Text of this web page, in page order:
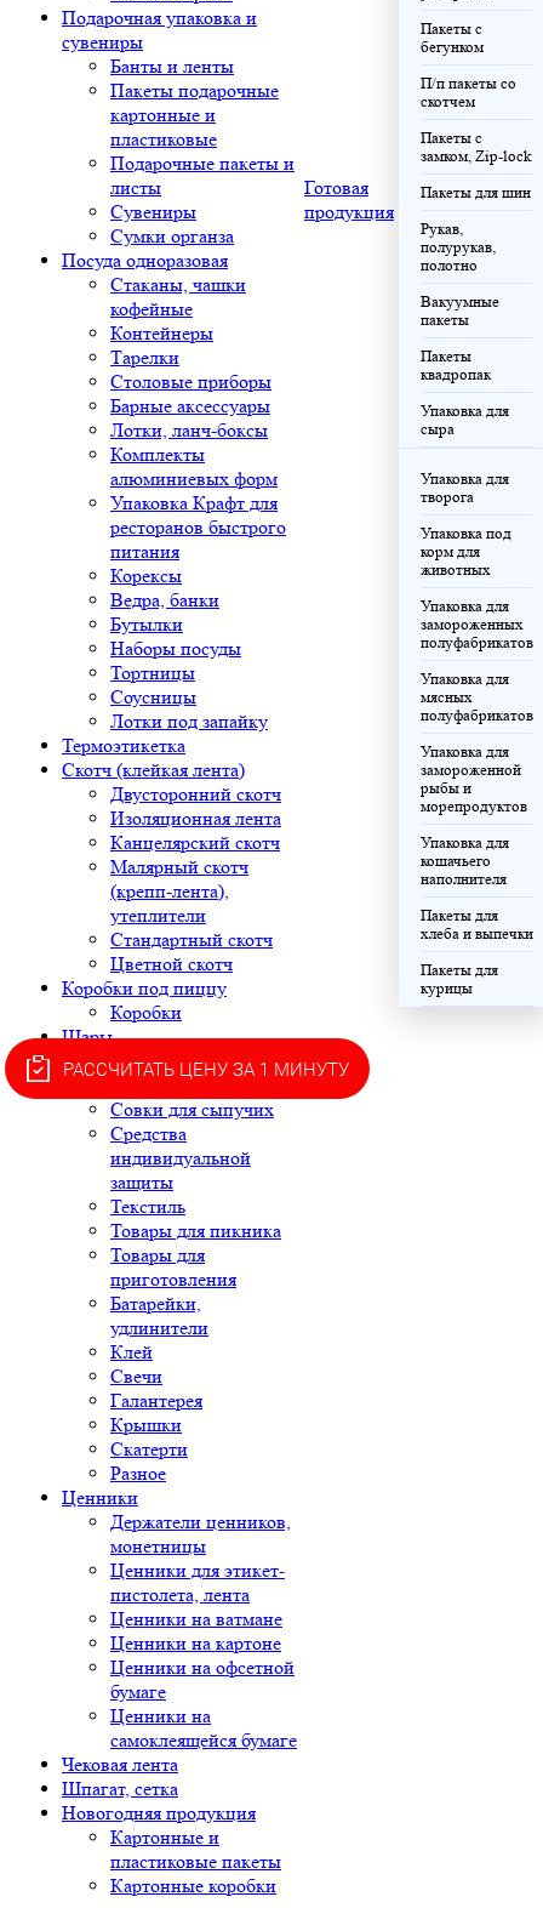
Подарочная упаковка и
сувениры
Банты и ленты
Пакеты подарочные
картонные и
пластиковые
Подарочные пакеты и
листы
Сувениры
Сумки органза
Посуда одноразовая
Стаканы, чашки
кофейные
Контейнеры
Тарелки
Столовые приборы
Барные аксессуары
Лотки, ланч-боксы
Комплекты
алюминиевых форм
Упаковка Крафт для
ресторанов быстрого
питания
Корексы
Ведра, банки
Бутылки
Наборы посуды
Тортницы
Соусницы
Лотки под запайку
Термоэтикетка
Скотч (клейкая лента)
Двусторонний скотч
Изоляционная лента
Канцелярский скотч
Малярный скотч
(крепп-лента),
утеплители
Стандартный скотч
Цветной скотч
Коробки под пиццу
Коробки
Шары
Хозяйственные товары
Губки и салфетки
Совки для сыпучих
Средства
индивидуальной
защиты
Текстиль
Товары для пикника
Товары для
приготовления
Батарейки,
удлинители
Клей
Свечи
Галантерея
Крышки
Скатерти
Разное
Ценники
Держатели ценников,
монетницы
Ценники для этикет-
пистолета, лента
Ценники на ватмане
Ценники на картоне
Ценники на офсетной
бумаге
Ценники на
самоклеящейся бумаге
Чековая лента
Шпагат, сетка
Новогодняя продукция
Картонные и
пластиковые пакеты
Картонные коробки
Готовая
продукция
Пакеты с
бегунком
П/п пакеты со
скотчем
Пакеты с
замком, Zip-lock
Пакеты для шин
Рукав,
полурукав,
полотно
Вакуумные
пакеты
Пакеты
квадропак
Упаковка для
сыра
Упаковка для
творога
Упаковка под
корм для
животных
Упаковка для
замороженных
полуфабрикатов
Упаковка для
мясных
полуфабрикатов
Упаковка для
замороженной
рыбы и
морепродуктов
Упаковка для
кошачьего
наполнителя
Пакеты для
хлеба и выпечки
Пакеты для
курицы
РАССЧИТАТЬ ЦЕНУ ЗА 1 МИНУТУ